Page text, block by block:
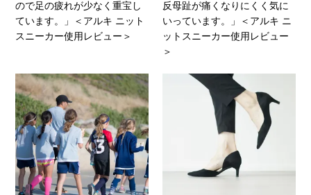
ので足の疲れが少なく重宝し
ています。」＜アルキ ニット
スニーカー使用レビュー＞
反母趾が痛くなりにくく気に
いっています。」＜アルキ ニ
ットスニーカー使用レビュー
＞